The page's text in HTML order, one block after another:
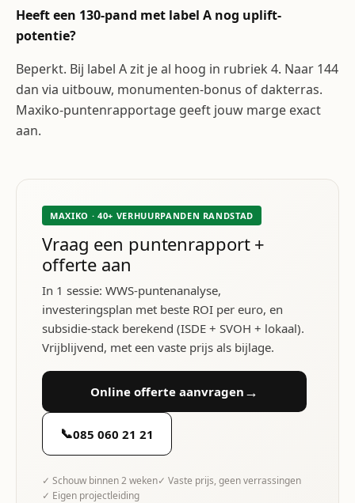
Heeft een 130-pand met label A nog uplift-
potentie?
Beperkt. Bij label A zit je al hoog in rubriek 4. Naar 144
dan via uitbouw, monumenten-bonus of dakterras.
Maxiko-puntenrapportage geeft jouw marge exact
aan.
MAXIKO · 40+ VERHUURPANDEN RANDSTAD
Vraag een puntenrapport +
offerte aan
In 1 sessie: WWS-puntenanalyse,
investeringsplan met beste ROI per euro, en
subsidie-stack berekend (ISDE + SVOH + lokaal).
Vrijblijvend, met een vaste prijs als bijlage.
Online offerte aanvragen →
📞085 060 21 21
✓ Schouw binnen 2 weken✓ Vaste prijs, geen verrassingen
✓ Eigen projectleiding